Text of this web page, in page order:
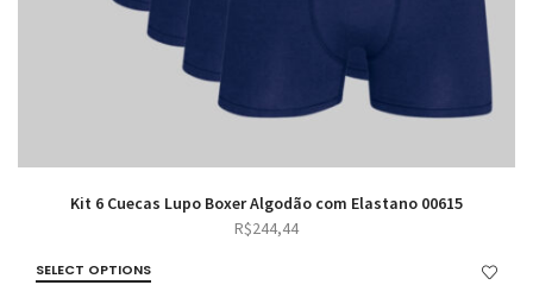
Kit 6 Cuecas Lupo Boxer Algodão com Elastano 00615
R$244,44
SELECT OPTIONS